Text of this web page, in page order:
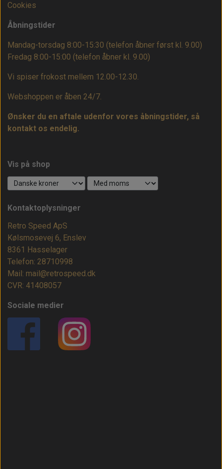
Cookies
Åbningstider
Mandag-torsdag 8:00-15:30 (telefon åbner først kl. 9.00)
Fredag 8:00-15:00 (telefon åbner kl. 9.00)
Vi spiser frokost mellem 12.00-12.30.
Webshoppen er åben 24/7.
Ønsker du en aftale udenfor vores åbningstider, så
kontakt os endelig.
Vis på shop
Kontaktoplysninger
Retro Speed ApS
Kølsmosevej 6, Enslev
8361 Hasselager
Telefon: 28710998
Mail: mail@retrospeed.dk
CVR: 41408057
Sociale medier